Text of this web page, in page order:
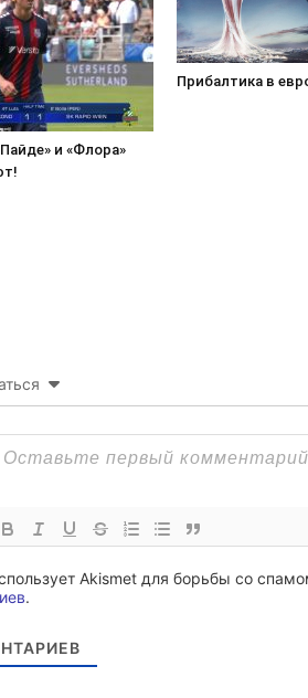
и «Флора»
Прибалтика в
Akismet для борьбы со
.